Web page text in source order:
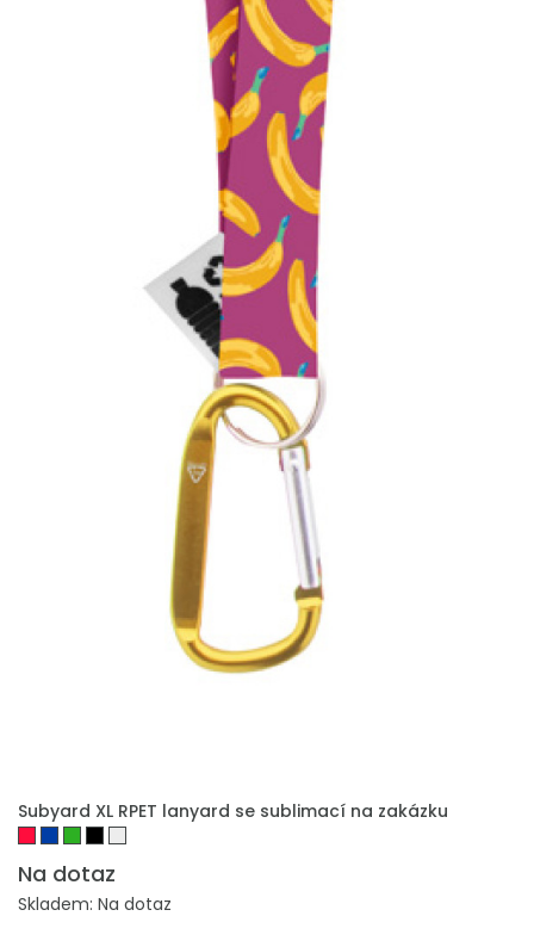
PŘIDAT DO POPTÁVKY
Subyard XL RPET lanyard se sublimací na zakázku
Na dotaz
Skladem: Na dotaz